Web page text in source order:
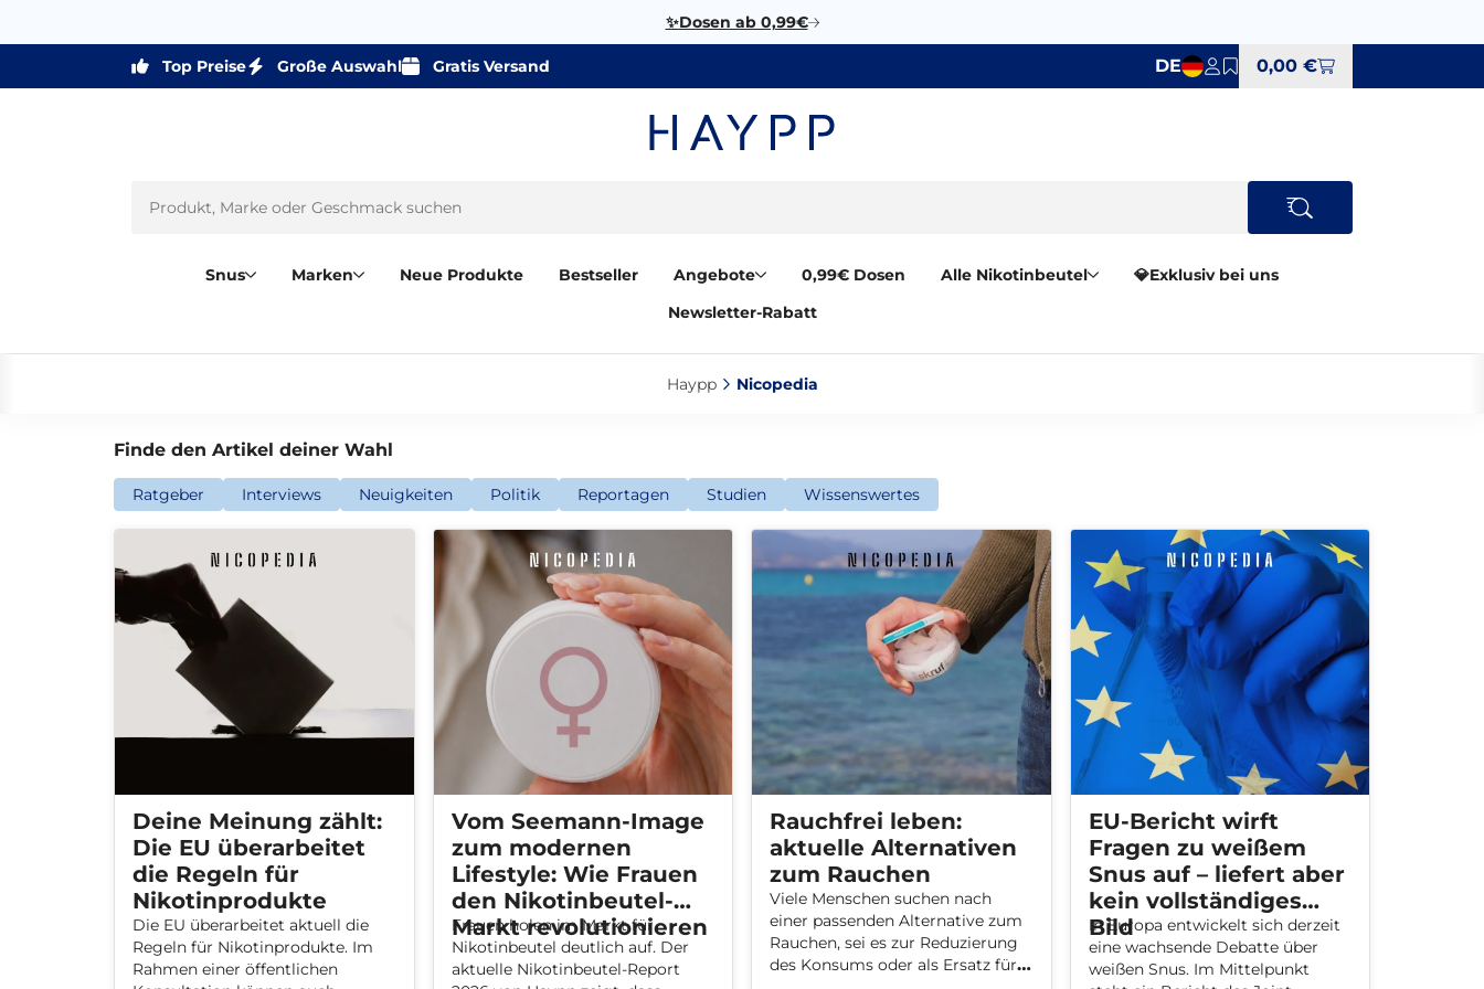
✨Dosen ab 0,99€
Top Preise Große Auswahl Gratis Versand DE 0,00 €
Snus Marken Neue Produkte Bestseller Angebote 0,99€ Dosen Alle Nikotinbeutel
💎Exklusiv bei uns
Newsletter-Rabatt
Haypp‎ Nicopedia‎
Finde den Artikel deiner Wahl
Ratgeber Interviews Neuigkeiten Politik Reportagen Studien Wissenswertes
Deine Meinung zählt:
Die EU überarbeitet
die Regeln für
Nikotinprodukte
Die EU überarbeitet aktuell die
Regeln für Nikotinprodukte. Im
Rahmen einer öffentlichen
Vom Seemann-Image
zum modernen
Lifestyle: Wie Frauen
den Nikotinbeutel-
Markt revolutionieren
Frauen holen im Markt für
Nikotinbeutel deutlich auf. Der
aktuelle Nikotinbeutel-Report
Rauchfrei leben:
aktuelle Alternativen
zum Rauchen
Viele Menschen suchen nach
einer passenden Alternative zum
Rauchen, sei es zur Reduzierung
des Konsums oder als Ersatz für
EU-Bericht wirft
Fragen zu weißem
Snus auf – liefert aber
kein vollständiges
Bild
In Europa entwickelt sich derzeit
eine wachsende Debatte über
weißen Snus. Im Mittelpunkt